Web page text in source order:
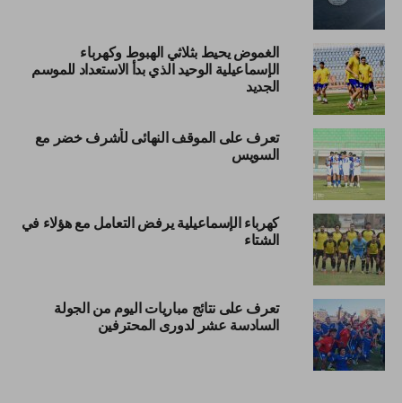
الغموض يحيط بثلاثي الهبوط وكهرباء
الإسماعيلية الوحيد الذي بدأ الاستعداد للموسم
الجديد
تعرف على الموقف النهائى لأشرف خضر مع
السويس
كهرباء الإسماعيلية يرفض التعامل مع هؤلاء في
الشتاء
تعرف على نتائج مباريات اليوم من الجولة
السادسة عشر لدورى المحترفين